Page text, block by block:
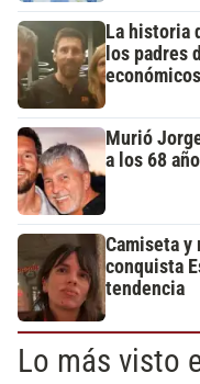
La historia
los padres
Murió
a los 68
Camiseta
conquista
tendencia
Lo más visto